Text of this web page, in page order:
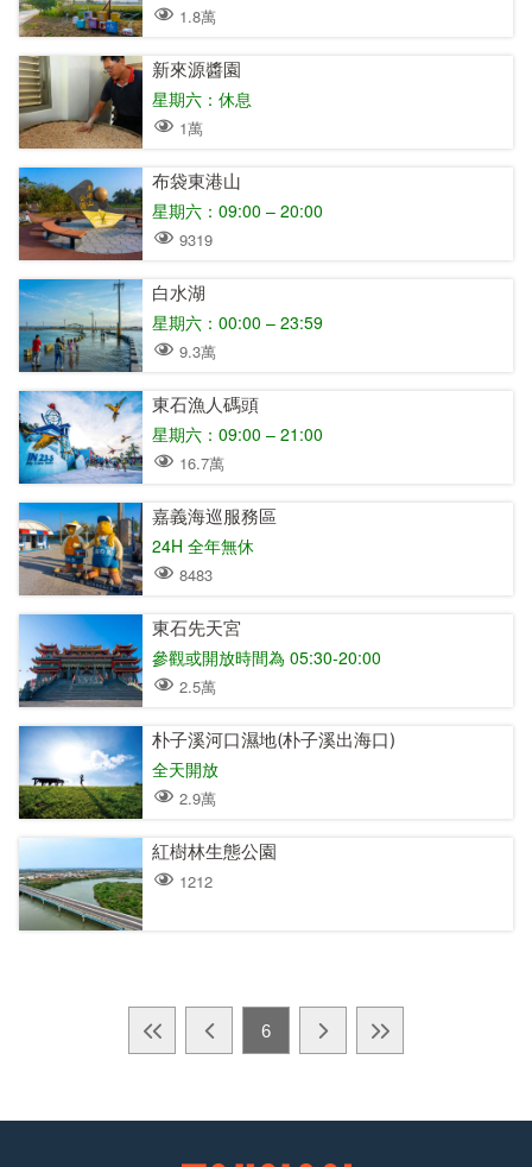
1.8萬
新來源醬園
星期六：休息
1萬
布袋東港山
星期六：09:00 – 20:00
9319
白水湖
星期六：00:00 – 23:59
9.3萬
東石漁人碼頭
星期六：09:00 – 21:00
16.7萬
嘉義海巡服務區
24H 全年無休
8483
東石先天宮
參觀或開放時間為 05:30-20:00
2.5萬
朴子溪河口濕地(朴子溪出海口)
全天開放
2.9萬
紅樹林生態公園
1212
6